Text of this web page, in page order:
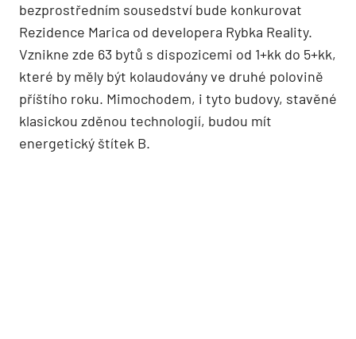
bezprostředním sousedství bude konkurovat
Rezidence Marica od developera Rybka Reality.
Vznikne zde 63 bytů s dispozicemi od 1+kk do 5+kk,
které by měly být kolaudovány ve druhé polovině
příštího roku. Mimochodem, i tyto budovy, stavěné
klasickou zděnou technologií, budou mít
energetický štítek B.